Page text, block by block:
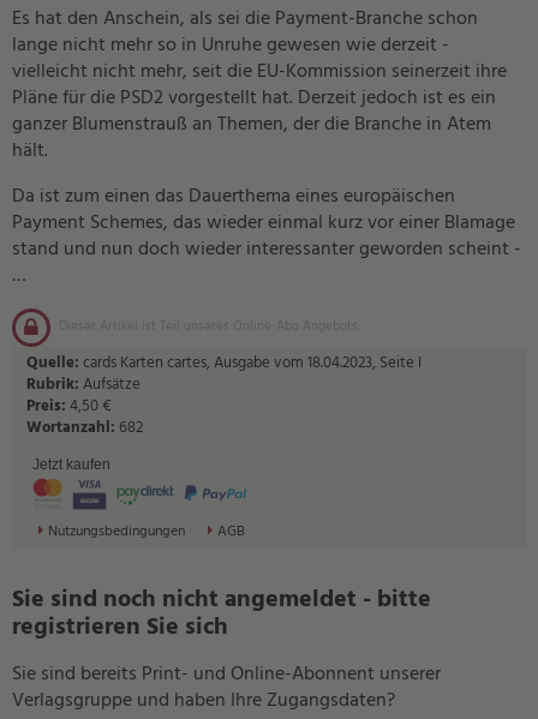
Es hat den Anschein, als sei die Payment-Branche schon
lange nicht mehr so in Unruhe gewesen wie derzeit -
vielleicht nicht mehr, seit die EU-Kommission seinerzeit ihre
Pläne für die PSD2 vorgestellt hat. Derzeit jedoch ist es ein
ganzer Blumenstrauß an Themen, der die Branche in Atem
hält.
Da ist zum einen das Dauerthema eines europäischen
Payment Schemes, das wieder einmal kurz vor einer Blamage
stand und nun doch wieder interessanter geworden scheint -
…
Dieser Artikel ist Teil unseres Online-Abo Angebots.
Quelle:cards Karten cartes, Ausgabe vom 18.04.2023, Seite I
Rubrik:Aufsätze
Preis:4,50 €
Wortanzahl: 682
Jetzt kaufen
Nutzungsbedingungen AGB
Sie sind noch nicht angemeldet - bitte
registrieren Sie sich
Sie sind bereits Print- und Online-Abonnent unserer
Verlagsgruppe und haben Ihre Zugangsdaten?